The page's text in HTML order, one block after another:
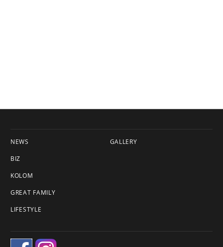
NEWS
BIZ
KOLOM
GREAT FAMILY
LIFESTYLE
GALLERY